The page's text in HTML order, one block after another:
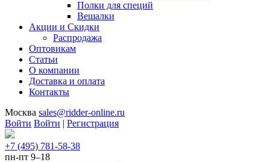
Полки для специй
Вешалки
Акции и Скидки
Распродажа
Оптовикам
Статьи
О компании
Доставка и оплата
Контакты
Москва sales@ridder-online.ru
Войти Войти | Регистрация
+7 (495) 781-58-38
пн-пт 9–18